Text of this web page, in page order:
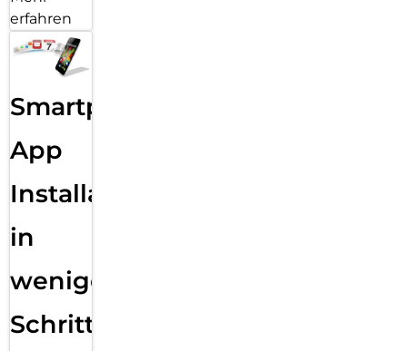
erfahren
Smartphone
App
Installation
in
wenigen
Schritten